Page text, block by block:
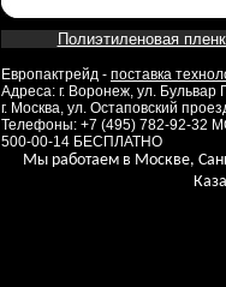
Полиэтиленовая
Европактрейд - поставка
Адреса: г. Воронеж, ул.
г. Москва, ул. Остаповский
Телефоны: +7 (495) 782-92-32
500-00-14 БЕСПЛАТНО
Мы работаем в Москве,